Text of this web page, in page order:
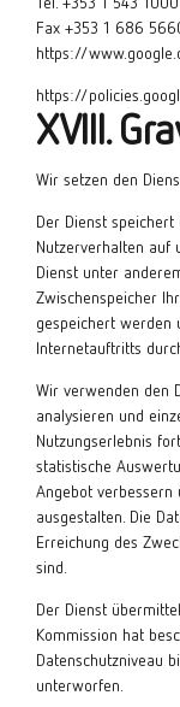
Fax +353 1 686
https://
https://
XVIII.
Wir setzen den
Der Dienst
Nutzerverhalten auf
Dienst unter
Zwischenspeicher
gespeichert werden
Internetauftritts
Wir verwenden den
analysieren und
Nutzungserlebnis
statistische
Angebot
ausgestalten. Die
Erreichung des
sind.
Der Dienst
Kommission hat
Datenschutzniveau
unterworfen.